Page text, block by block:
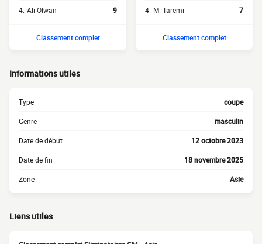
4. Ali Olwan 9
Classement complet
4. M. Taremi 7
Classement complet
Informations utiles
Type coupe
Genre masculin
Date de début 12 octobre 2023
Date de fin 18 novembre 2025
Zone Asie
Liens utiles